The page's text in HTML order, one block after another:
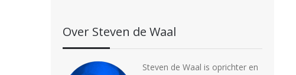
Over Steven de Waal
Steven de Waal is oprichter en